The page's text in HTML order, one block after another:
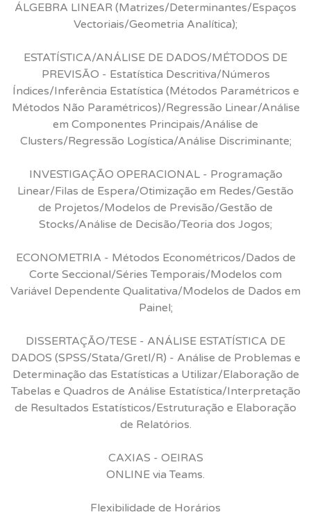
ÁLGEBRA LINEAR (Matrizes/Determinantes/Espaços
Vectoriais/Geometria Analítica);
ESTATÍSTICA/ANÁLISE DE DADOS/MÉTODOS DE
PREVISÃO - Estatística Descritiva/Números
Índices/Inferência Estatística (Métodos Paramétricos e
Métodos Não Paramétricos)/Regressão Linear/Análise
em Componentes Principais/Análise de
Clusters/Regressão Logística/Análise Discriminante;
INVESTIGAÇÃO OPERACIONAL - Programação
Linear/Filas de Espera/Otimização em Redes/Gestão
de Projetos/Modelos de Previsão/Gestão de
Stocks/Análise de Decisão/Teoria dos Jogos;
ECONOMETRIA - Métodos Econométricos/Dados de
Corte Seccional/Séries Temporais/Modelos com
Variável Dependente Qualitativa/Modelos de Dados em
Painel;
DISSERTAÇÃO/TESE - ANÁLISE ESTATÍSTICA DE
DADOS (SPSS/Stata/Gretl/R) - Análise de Problemas e
Determinação das Estatísticas a Utilizar/Elaboração de
Tabelas e Quadros de Análise Estatística/Interpretação
de Resultados Estatísticos/Estruturação e Elaboração
de Relatórios.
CAXIAS - OEIRAS
ONLINE via Teams.
Flexibilidade de Horários